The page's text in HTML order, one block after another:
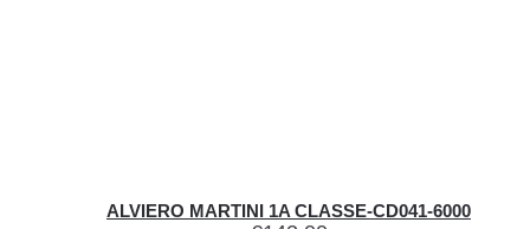
ALVIERO MARTINI 1A CLASSE-CD041-6000